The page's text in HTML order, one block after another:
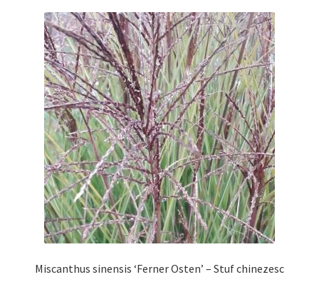
Miscanthus sinensis ‘Ferner Osten’ – Stuf chinezesc